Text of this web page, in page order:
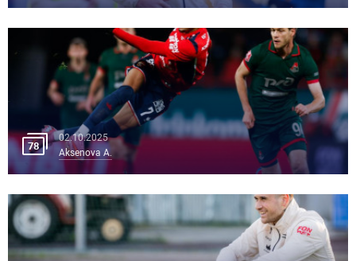
78
02.10.2025
Aksenova A.